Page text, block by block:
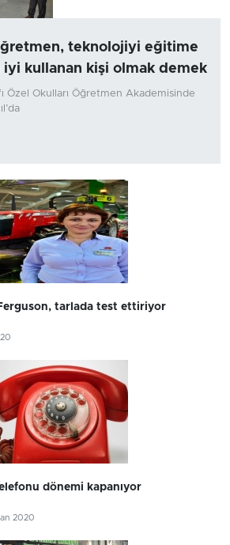
teknolojiyi eğitime
iyi kullanan kişi olmak demek
Özel Okulları Öğretmen Akademisinde
tarlada test ettiriyor
dönemi kapanıyor
2020